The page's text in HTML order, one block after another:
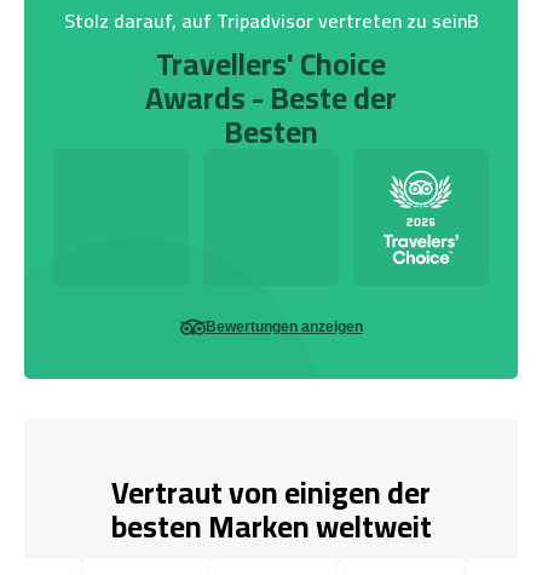
Stolz darauf, auf Tripadvisor vertreten zu seinB
Travellers' Choice
Awards - Beste der
Besten
Bewertungen anzeigen
Vertraut von einigen der
besten Marken weltweit